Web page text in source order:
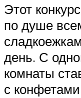
Этот
по душе
день. С
комнаты
с